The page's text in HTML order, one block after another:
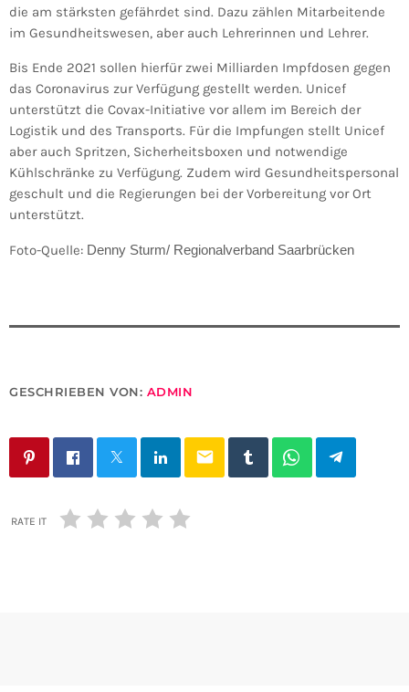
die am stärksten gefährdet sind. Dazu zählen Mitarbeitende
im Gesundheitswesen, aber auch Lehrerinnen und Lehrer.
Bis Ende 2021 sollen hierfür zwei Milliarden Impfdosen gegen
das Coronavirus zur Verfügung gestellt werden. Unicef
unterstützt die Covax-Initiative vor allem im Bereich der
Logistik und des Transports. Für die Impfungen stellt Unicef
aber auch Spritzen, Sicherheitsboxen und notwendige
Kühlschränke zu Verfügung. Zudem wird Gesundheitspersonal
geschult und die Regierungen bei der Vorbereitung vor Ort
unterstützt.
Foto-Quelle: Denny Sturm/ Regionalverband Saarbrücken
GESCHRIEBEN VON: ADMIN
email
RATE IT